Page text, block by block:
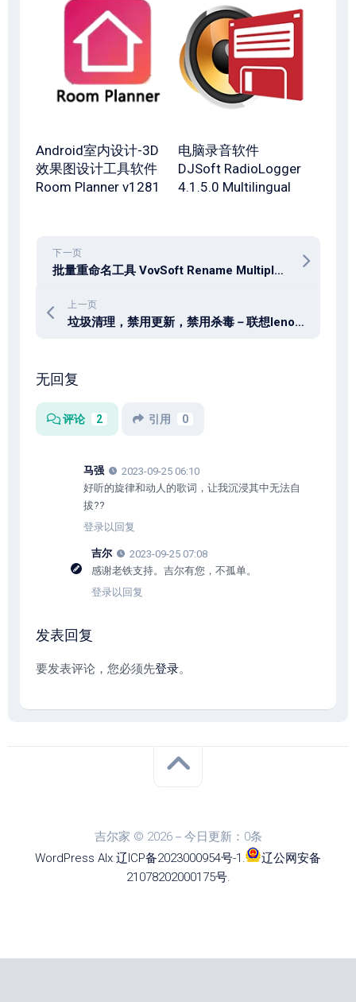
Android室内设计-3D
效果图设计工具软件
Room Planner v1281
电脑录音软件
DJSoft RadioLogger
4.1.5.0 Multilingual
下一页
批量重命名工具 VovSoft Rename Multiple Files v2.4.0
上一页
垃圾清理，禁用更新，禁用杀毒－联想lenovo售后服务工具集
无回复
评论 2 引用 0
马强
2023-09-25 06:10
好听的旋律和动人的歌词，让我沉浸其中无法自
拔??
登录以回复
吉尔
2023-09-25 07:08
感谢老铁支持。吉尔有您，不孤单。
登录以回复
发表回复
要发表评论，您必须先登录。
吉尔家 © 2026－今日更新：0条
WordPress Alx 辽ICP备2023000954号-1
辽公网安备
21078202000175号.